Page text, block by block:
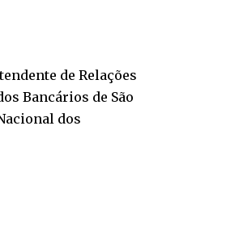
de Relações
Bancários de São
dos